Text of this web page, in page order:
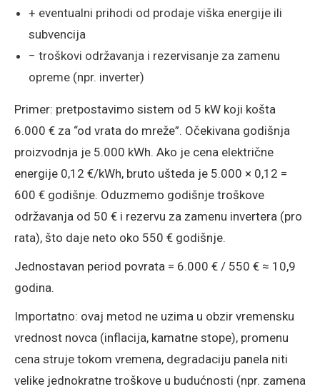
+ eventualni prihodi od prodaje viška energije ili
subvencija
− troškovi održavanja i rezervisanje za zamenu
opreme (npr. inverter)
Primer: pretpostavimo sistem od 5 kW koji košta
6.000 € za “od vrata do mreže”. Očekivana godišnja
proizvodnja je 5.000 kWh. Ako je cena električne
energije 0,12 €/kWh, bruto ušteda je 5.000 × 0,12 =
600 € godišnje. Oduzmemo godišnje troškove
održavanja od 50 € i rezervu za zamenu invertera (pro
rata), što daje neto oko 550 € godišnje.
Jednostavan period povrata = 6.000 € / 550 € ≈ 10,9
godina.
Importatno: ovaj metod ne uzima u obzir vremensku
vrednost novca (inflacija, kamatne stope), promenu
cena struje tokom vremena, degradaciju panela niti
velike jednokratne troškove u budućnosti (npr. zamena